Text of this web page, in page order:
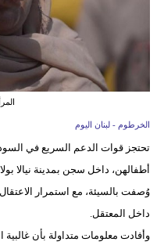
الخرطوم - لبنان اليوم
أطفالهن، داخل سجن بمدينة نيالا
وُصفت بالسيئة، مع استمرار
داخل المعتقل.
وأفادت معلومات متداولة بأن غالبية